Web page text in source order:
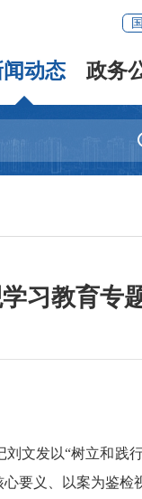
动态 政务
习教育专
文发以“树立和践
要义、以案为鉴